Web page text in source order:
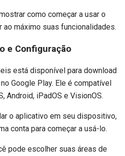
como começar a usar o
ao máximo suas funcionalidades.
e Configuração
está disponível para download
Google Play. Ele é compatível
Android, iPadOS e VisionOS.
o aplicativo em seu dispositivo,
conta para começar a usá-lo.
pode escolher suas áreas de